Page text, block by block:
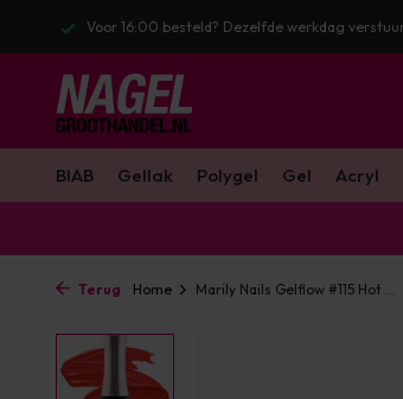
Enorm assortiment & alle bekende merken
BIAB Gellak Polygel Gel Acryl
Terug Home Marily Nails Gelflow #115 Hot ...